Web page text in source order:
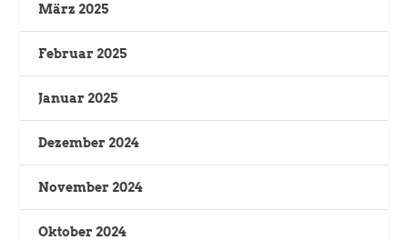
März 2025
Februar 2025
Januar 2025
Dezember 2024
November 2024
Oktober 2024